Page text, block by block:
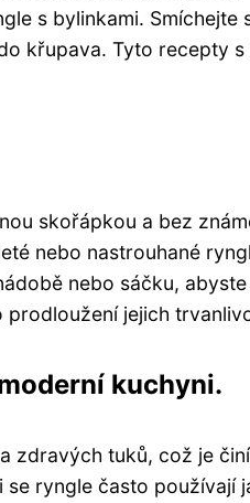
s bylinkami. Smíchejte
křupava. Tyto recepty
skořápkou a bez
nebo nastrouhané
nebo sáčku,
jejich
kuchyni.
zdravých tuků, což je
ryngle často používají